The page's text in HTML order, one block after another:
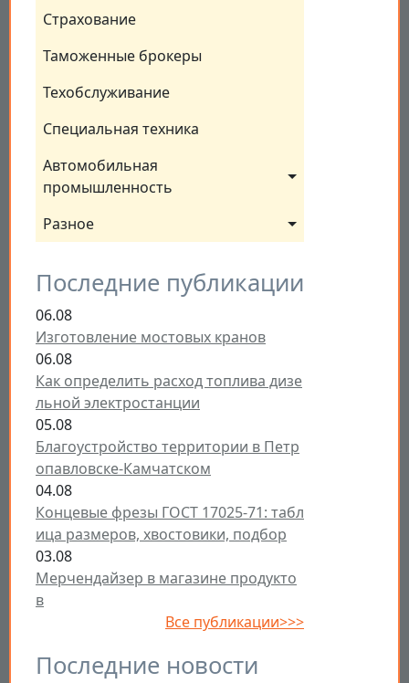
Страхование
Таможенные брокеры
Техобслуживание
Специальная техника
Автомобильная
промышленность
Разное
Последние публикации
06.08
Изготовление мостовых кранов
06.08
Как определить расход топлива дизе
льной электростанции
05.08
Благоустройство территории в Петр
опавловске-Камчатском
04.08
Концевые фрезы ГОСТ 17025-71: табл
ица размеров, хвостовики, подбор
03.08
Мерчендайзер в магазине продукто
в
Все публикации>>>
Последние новости